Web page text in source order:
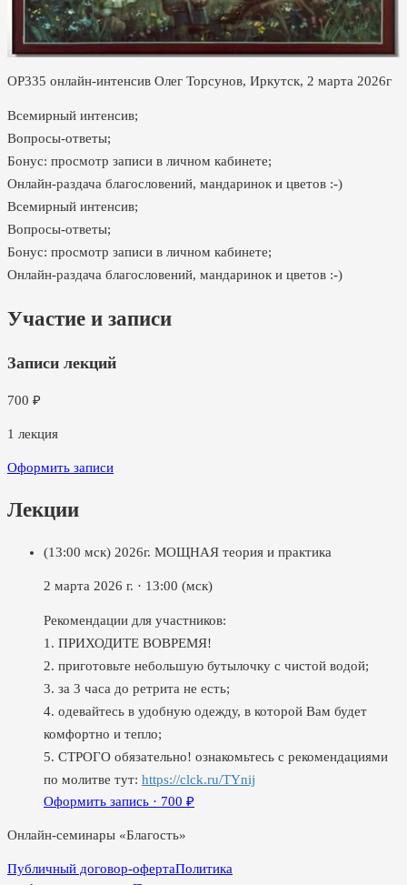
ОР335 онлайн-интенсив Олег Торсунов, Иркутск, 2 марта 2026г
Всемирный интенсив;
Вопросы-ответы;
Бонус: просмотр записи в личном кабинете;
Онлайн-раздача благословений, мандаринок и цветов :-)
Всемирный интенсив;
Вопросы-ответы;
Бонус: просмотр записи в личном кабинете;
Онлайн-раздача благословений, мандаринок и цветов :-)
Участие и записи
Записи лекций
700 ₽
1 лекция
Оформить записи
Лекции
(13:00 мск) 2026г. МОЩНАЯ теория и практика
2 марта 2026 г. · 13:00 (мск)
Рекомендации для участников:
1. ПРИХОДИТЕ ВОВРЕМЯ!
2. приготовьте небольшую бутылочку с чистой водой;
3. за 3 часа до ретрита не есть;
4. одевайтесь в удобную одежду, в которой Вам будет
комфортно и тепло;
5. СТРОГО обязательно! ознакомьтесь с рекомендациями
по молитве тут: https://clck.ru/TYnij
Оформить запись · 700 ₽
Онлайн-семинары «Благость»
Публичный договор-офертаПолитика